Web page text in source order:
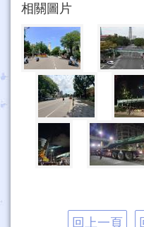
相關圖片
回上一頁